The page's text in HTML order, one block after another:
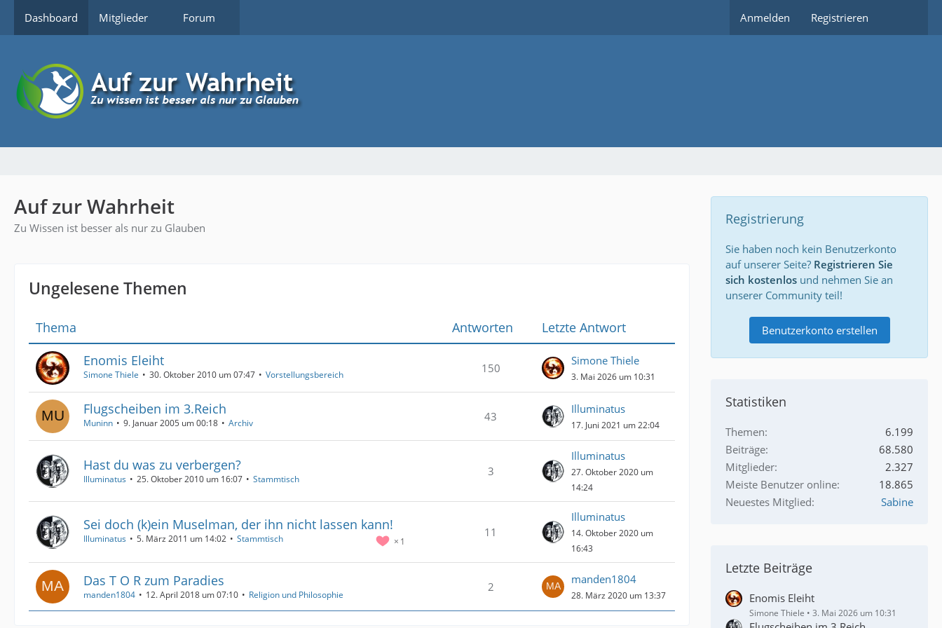
Dashboard Mitglieder Forum Anmelden Registrieren
Auf zur Wahrheit
Zu Wissen ist besser als nur zu Glauben
Ungelesene Themen
Thema Antworten
Letzte Antwort
Enomis Eleiht
Simone Thiele 30. Oktober 2010 um 07:47 Vorstellungsbereich 150
Simone Thiele
3. Mai 2026 um 10:31
Flugscheiben im 3.Reich
Muninn 9. Januar 2005 um 00:18 Archiv 43
Illuminatus
17. Juni 2021 um 22:04
Hast du was zu verbergen?
Illuminatus 25. Oktober 2010 um 16:07 Stammtisch
3
Illuminatus
27. Oktober 2020 um
14:24
Sei doch (k)ein Muselman, der ihn nicht lassen kann!
1
Illuminatus 5. März 2011 um 14:02 Stammtisch 11
Illuminatus
14. Oktober 2020 um
16:43
Das T O R zum Paradies
manden1804 12. April 2018 um 07:10 Religion und Philosophie
2
manden1804
28. März 2020 um 13:37
Registrierung
Sie haben noch kein Benutzerkonto
auf unserer Seite? Registrieren Sie
sich kostenlos und nehmen Sie an
unserer Community teil!
Benutzerkonto erstellen
Statistiken
Themen
6.199
Beiträge
68.580
Mitglieder
2.327
Meiste Benutzer online
18.865
Neuestes Mitglied
Sabine
Letzte Beiträge
Enomis Eleiht
Simone Thiele 3. Mai 2026 um 10:31